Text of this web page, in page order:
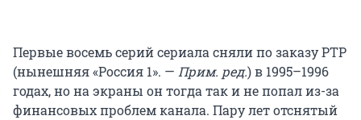
Первые восемь серий сериала сняли по заказу РТР
(нынешняя «Россия 1». — Прим. ред.) в 1995–1996
годах, но на экраны он тогда так и не попал из-за
финансовых проблем канала. Пару лет отснятый